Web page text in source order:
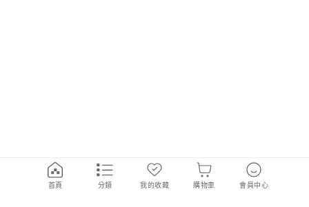
首頁 分類 我的收藏 購物車 會員中心